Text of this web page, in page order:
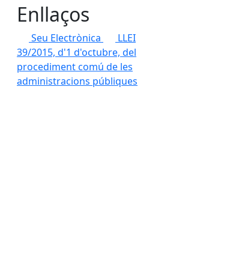
Enllaços
Seu Electrònica
LLEI
39/2015, d'1 d'octubre, del
procediment comú de les
administracions públiques